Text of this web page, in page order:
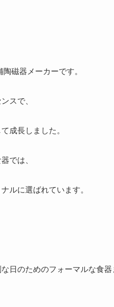
磁器メーカーです。
スで、
成長しました。
では、
ルに選ばれています。
日のためのフォーマルな食器